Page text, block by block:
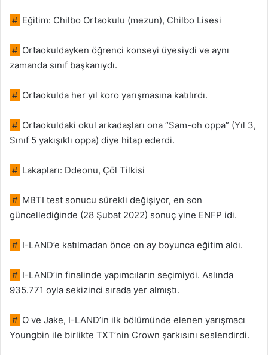
# Eğitim: Chilbo Ortaokulu (mezun), Chilbo Lisesi
# Ortaokuldayken öğrenci konseyi üyesiydi ve aynı
zamanda sınıf başkanıydı.
# Ortaokulda her yıl koro yarışmasına katılırdı.
# Ortaokuldaki okul arkadaşları ona “Sam-oh oppa” (Yıl 3,
Sınıf 5 yakışıklı oppa) diye hitap ederdi.
# Lakapları: Ddeonu, Çöl Tilkisi
# MBTI test sonucu sürekli değişiyor, en son
güncellediğinde (28 Şubat 2022) sonuç yine ENFP idi.
# I-LAND’e katılmadan önce on ay boyunca eğitim aldı.
# I-LAND’in finalinde yapımcıların seçimiydi. Aslında
935.771 oyla sekizinci sırada yer almıştı.
# O ve Jake, I-LAND’in ilk bölümünde elenen yarışmacı
Youngbin ile birlikte TXT’nin Crown şarkısını seslendirdi.